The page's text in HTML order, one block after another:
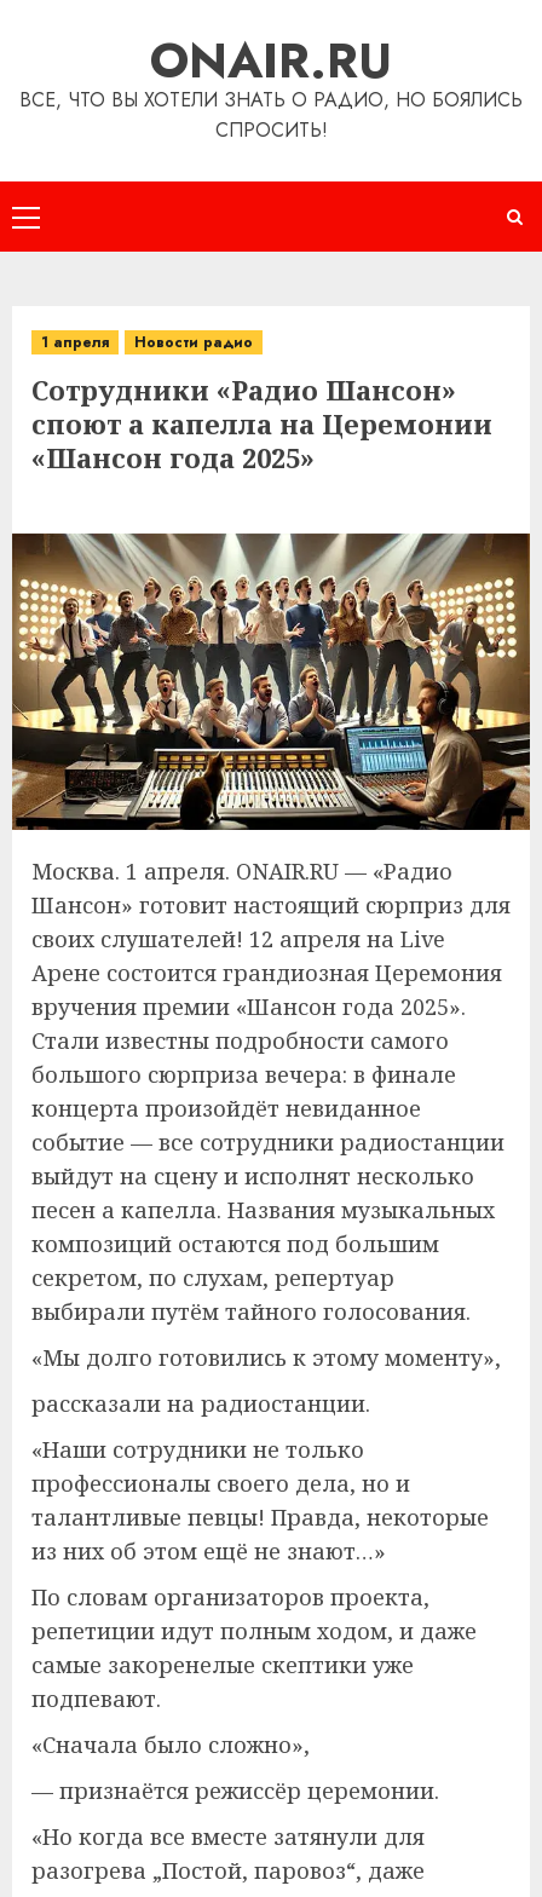
ONAIR.RU
ВСЕ, ЧТО ВЫ ХОТЕЛИ ЗНАТЬ О РАДИО, НО БОЯЛИСЬ
СПРОСИТЬ!
Основное
меню
1 апреля Новости радио
Сотрудники «Радио Шансон»
споют а капелла на Церемонии
«Шансон года 2025»
Москва. 1 апреля. ONAIR.RU — «Радио
Шансон» готовит настоящий сюрприз для
своих слушателей! 12 апреля на Live
Арене состоится грандиозная Церемония
вручения премии «Шансон года 2025».
Стали известны подробности самого
большого сюрприза вечера: в финале
концерта произойдёт невиданное
событие — все сотрудники радиостанции
выйдут на сцену и исполнят несколько
песен а капелла. Названия музыкальных
композиций остаются под большим
секретом, по слухам, репертуар
выбирали путём тайного голосования.
«Мы долго готовились к этому моменту»,
рассказали на радиостанции.
«Наши сотрудники не только
профессионалы своего дела, но и
талантливые певцы! Правда, некоторые
из них об этом ещё не знают…»
По словам организаторов проекта,
репетиции идут полным ходом, и даже
самые закоренелые скептики уже
подпевают.
«Сначала было сложно»,
— признаётся режиссёр церемонии.
«Но когда все вместе затянули для
разогрева „Постой, паровоз“, даже